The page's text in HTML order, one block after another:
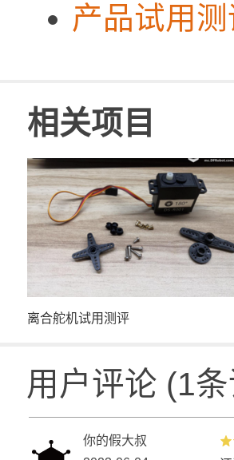
产品试用
相关项目
离合舵机试用测评
用户评论 (1
你的假大叔